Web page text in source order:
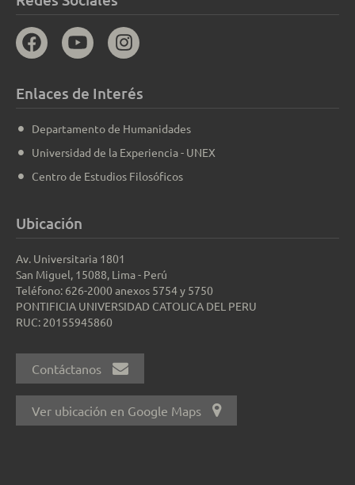
Enlaces de Interés
Departamento de Humanidades
Universidad de la Experiencia - UNEX
Centro de Estudios Filosóficos
Ubicación
Av. Universitaria 1801
San Miguel, 15088, Lima - Perú
Teléfono: 626-2000 anexos 5754 y 5750
PONTIFICIA UNIVERSIDAD CATOLICA DEL PERU
RUC: 20155945860
Contáctanos
Ver ubicación en Google Maps